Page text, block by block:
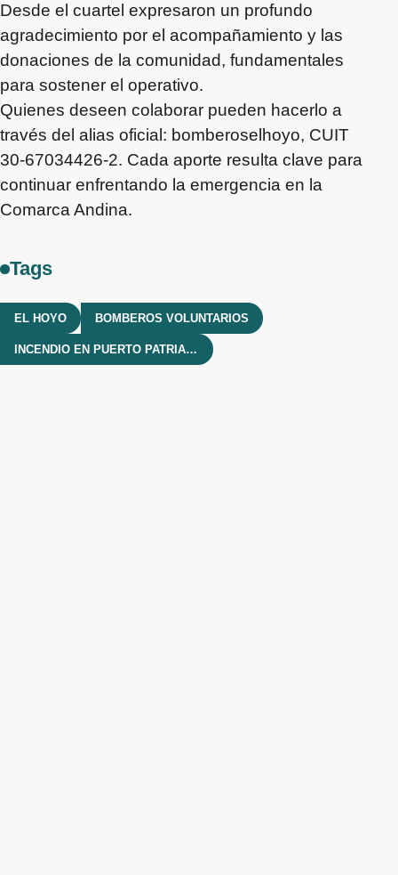
Desde el cuartel expresaron un profundo
agradecimiento por el acompañamiento y las
donaciones de la comunidad, fundamentales
para sostener el operativo.
Quienes deseen colaborar pueden hacerlo a
través del alias oficial: bomberoselhoyo, CUIT
30-67034426-2. Cada aporte resulta clave para
continuar enfrentando la emergencia en la
Comarca Andina.
Tags
EL HOYO BOMBEROS VOLUNTARIOS
INCENDIO EN PUERTO PATRIADA